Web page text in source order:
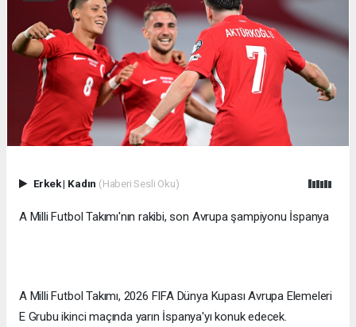
Erkek| Kadın (Haberi Sesli Oku)
A Milli Futbol Takımı'nın rakibi, son Avrupa şampiyonu İspanya
A Milli Futbol Takımı, 2026 FIFA Dünya Kupası Avrupa Elemeleri
E Grubu ikinci maçında yarın İspanya'yı konuk edecek.